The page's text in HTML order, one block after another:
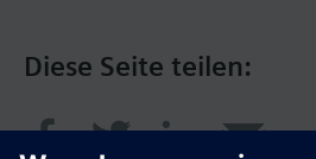
Diese Seite teilen: